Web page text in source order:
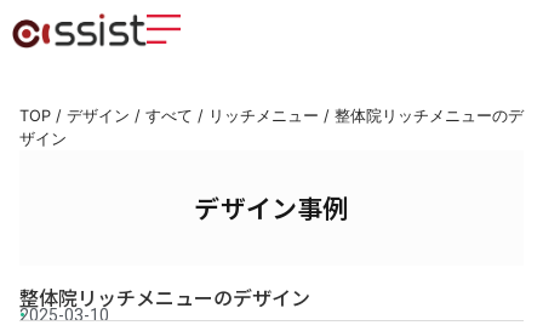
TOP / デザイン / すべて / リッチメニュー / 整体院リッチメニューのデ
ザイン
デザイン事例
整体院リッチメニューのデザイン
2025-03-10